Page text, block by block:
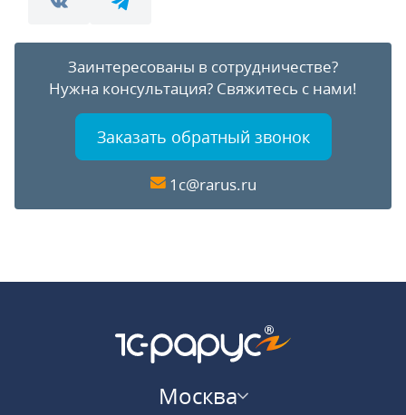
Заинтересованы в сотрудничестве?
Нужна консультация? Свяжитесь с нами!
Заказать обратный звонок
1c@rarus.ru
Москва